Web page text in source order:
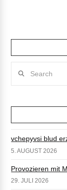
vchepyvsi blud
5. AUGUST 2026
Provozieren mit
29. JULI 2026